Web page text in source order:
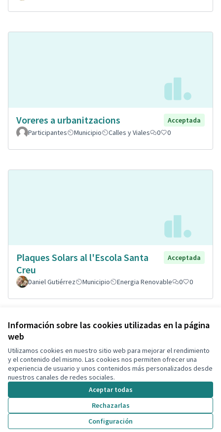
Información sobre las cookies utilizadas en la página
web
Utilizamos cookies en nuestro sitio web para mejorar el rendimiento
y el contenido del mismo. Las cookies nos permiten ofrecer una
experiencia de usuario y unos contenidos más personalizados desde
nuestros canales de redes sociales.
Aceptar todas
Rechazarlas
Configuración
Voreres a urbanitzacions
Acceptada
Participantes
Municipio Calles y Viales 0 0
Plaques Solars al l'Escola Santa
Creu
Acceptada
Daniel Gutiérrez Municipio Energia Renovable 0 0
Ver todas las propuestas retiradas
Términos y condiciones de uso
Configuración de cookies
Decidim Calafell en X
(Enlace externo)
Decidim Calafell en Facebook
Decidim Calafell en YouTube
Decidim Calafell en GitHub
(Enlace externo)
Web creada consoftware libre .
Con licencia
(Enlace